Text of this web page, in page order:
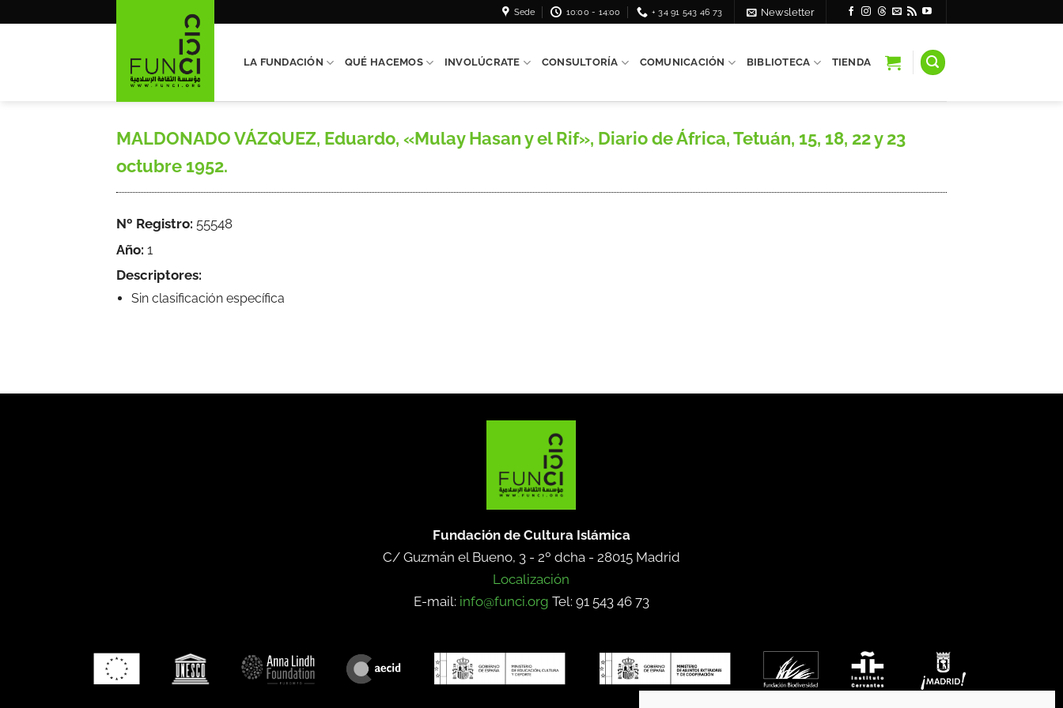
Sede 10:00 - 14:00 + 34 91 543 46 73 Newsletter
LA FUNDACIÓN QUÉ HACEMOS INVOLÚCRATE CONSULTORÍA COMUNICACIÓN BIBLIOTECA TIENDA
MALDONADO VÁZQUEZ, Eduardo, «Mulay Hasan y el Rif», Diario de África, Tetuán, 15, 18, 22 y 23
octubre 1952.
Nº Registro: 55548
Año: 1
Descriptores:
Sin clasificación específica
Fundación de Cultura Islámica
C/ Guzmán el Bueno, 3 - 2º dcha - 28015 Madrid
Localización
E-mail: info@funci.org Tel: 91 543 46 73